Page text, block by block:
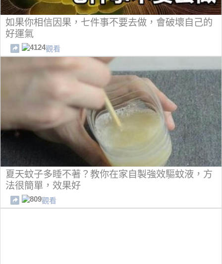
如果你相信因果，七件事不要去做，會破壞自己的
好運氣
4124觀看
夏天蚊子多睡不著？教你在家自製強效驅蚊液，方
法很簡單，效果好
809觀看